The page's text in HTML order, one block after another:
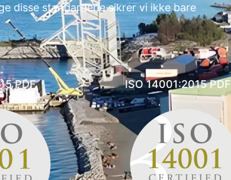
disse standardene sikrer vi ikke bare
PDF ISO 14001:2015 PDF